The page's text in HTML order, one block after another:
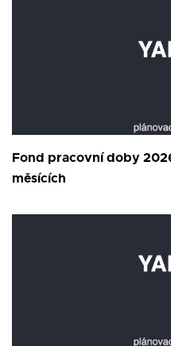
Fond pracovní doby
měsících